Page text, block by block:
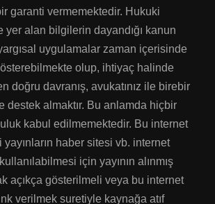
garanti vermemektedir. Hukuki
yer alan bilgilerin dayandığı kanun
uygulamalar zaman içerisinde
olup, ihtiyaç halinde
doğru davranış, avukatınız ile birebir
destek almaktır. Bu anlamda hiçbir
kabul edilmemektedir. Bu internet
haber sitesi vb. internet
için yayının alınmış
açıkça gösterilmeli veya bu internet
verilmek suretiyle kaynağa atıf